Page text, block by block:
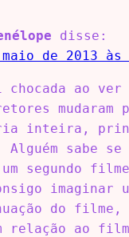
disse:
de 2013 às
chocada ao
mudaram
inteira,
sabe se
segundo
imaginar
do
relação ao